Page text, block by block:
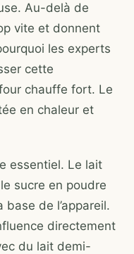
Au-delà de
vite et donnent
les experts
cette
chauffe fort. Le
en chaleur et
essentiel. Le lait
sucre en poudre
de l’appareil.
directement
du lait demi-